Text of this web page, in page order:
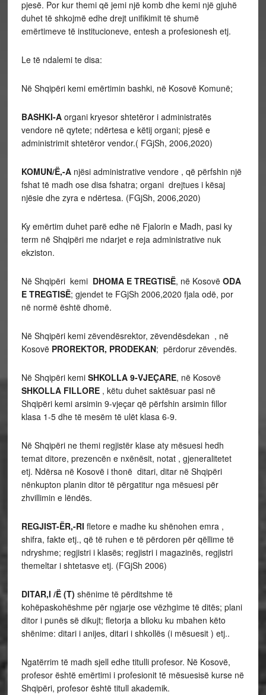
pjesë. Por kur themi që jemi një komb dhe kemi një gjuhë
duhet të shkojmë edhe drejt unifikimit të shumë
emërtimeve të institucioneve, entesh a profesionesh etj.
Le të ndalemi te disa:
Në Shqipëri kemi emërtimin bashki, në Kosovë Komunë;
BASHKI-Aorgani kryesor shtetëror i administratës
vendore në qytete; ndërtesa e këtij organi; pjesë e
administrimit shtetëror vendor.( FGjSh, 2006,2020)
KOMUN/Ë,-Anjësi administrative vendore , që përfshin një
fshat të madh ose disa fshatra; organi drejtues i kësaj
njësie dhe zyra e ndërtesa. (FGjSh, 2006,2020)
Ky emërtim duhet parë edhe në Fjalorin e Madh, pasi ky
term në Shqipëri me ndarjet e reja administrative nuk
ekziston.
Në Shqipëri kemi DHOMA E TREGTISË, në Kosovë ODA
E TREGTISË; gjendet te FGjSh 2006,2020 fjala odë, por
në normë është dhomë.
Në Shqipëri kemi zëvendësrektor, zëvendësdekan , në
Kosovë PROREKTOR, PRODEKAN; përdorur zëvendës.
Në Shqipëri kemi SHKOLLA 9-VJEÇARE, në Kosovë
SHKOLLA FILLORE , këtu duhet saktësuar pasi në
Shqipëri kemi arsimin 9-vjeçar që përfshin arsimin fillor
klasa 1-5 dhe të mesëm të ulët klasa 6-9.
Në Shqipëri ne themi regjistër klase aty mësuesi hedh
temat ditore, prezencën e nxënësit, notat , gjeneralitetet
etj. Ndërsa në Kosovë i thonë ditari, ditar në Shqipëri
nënkupton planin ditor të përgatitur nga mësuesi për
zhvillimin e lëndës.
REGJIST-ËR,-RI fletore e madhe ku shënohen emra ,
shifra, fakte etj., që të ruhen e të përdoren për qëllime të
ndryshme; regjistri i klasës; regjistri i magazinës, regjistri
themeltar i shtetasve etj. (FGjSh 2006)
DITAR,I /Ë (T) shënime të përditshme të
kohëpaskohëshme për ngjarje ose vëzhgime të ditës; plani
ditor i punës së dikujt; fletorja a blloku ku mbahen këto
shënime: ditari i anijes, ditari i shkollës (i mësuesit ) etj..
Ngatërrim të madh sjell edhe titulli profesor. Në Kosovë,
profesor është emërtimi i profesionit të mësuesisë kurse në
Shqipëri, profesor është titull akademik.